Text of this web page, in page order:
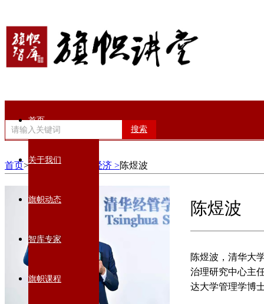
搜索
首页
关于我们
旗帜动态
智库专家
旗帜课程
首页>智库专家> 数智经济 >陈煜波
陈煜波
陈煜波，清华大
治理研究中心主
达大学管理学博